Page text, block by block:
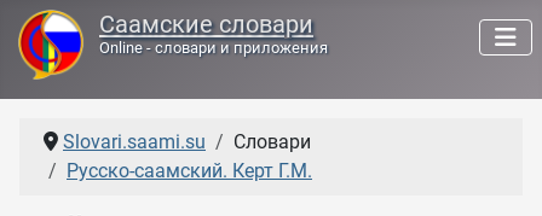
Саамские словари
Online - словари и приложения
Slovari.saami.su
Словари
Русско-саамский. Керт Г.М.